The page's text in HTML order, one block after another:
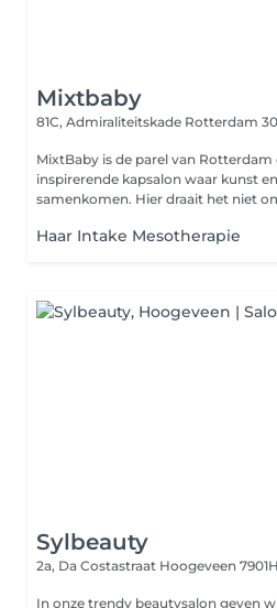
Mixtbaby
81C, Admiraliteitskade Rotterdam
MixtBaby is de parel van Rotterdam een creatieve en
inspirerende kapsalon waar kunst
samenkomen. Hier draait het niet
Haar Intake Mesotherapie
Sylbeauty
2a, Da Costastraat Hoogeveen
In onze trendy beautysalon geven